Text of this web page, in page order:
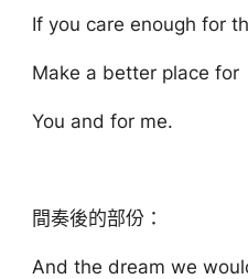
If you care enough for
Make a better place for
You and for me.
間奏後的部份：
And the dream we